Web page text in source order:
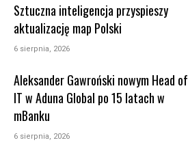
Sztuczna inteligencja przyspieszy
aktualizację map Polski
6 sierpnia, 2026
Aleksander Gawroński nowym Head of
IT w Aduna Global po 15 latach w
mBanku
6 sierpnia, 2026